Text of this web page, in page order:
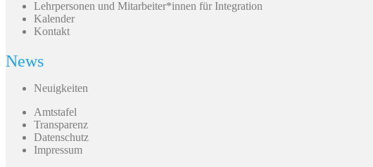
Lehrpersonen und Mitarbeiter*innen für Integration
Kalender
Kontakt
News
Neuigkeiten
Amtstafel
Transparenz
Datenschutz
Impressum